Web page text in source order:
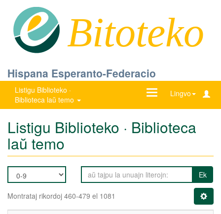
Bitoteko
Hispana Esperanto-Federacio
Listigu Biblioteko ·
Biblioteca laŭ temo
Lingvo
Ŝanĝu
Listigu Biblioteko · Biblioteca
laŭ temo
Ek
Montrataj rikordoj 460-479 el 1081